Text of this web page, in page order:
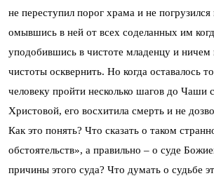
не переступил порог храма и не
омывшись в ней от всех соделанных им
уподобившись в чистоте младенцу и ничем
чистоты осквернить. Но когда оставалось
человеку пройти несколько шагов до Чаши
Христовой, его восхитила смерть и не
Как это понять? Что сказать о таком
обстоятельств», а правильно – о суде
причины этого суда? Что думать о судьбе